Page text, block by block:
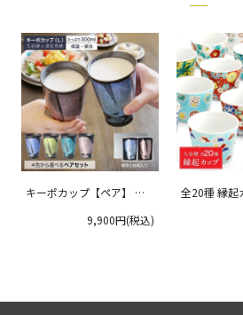
キーポカップ【ペア】 ラ
9,900円(税込)
全20種 縁起